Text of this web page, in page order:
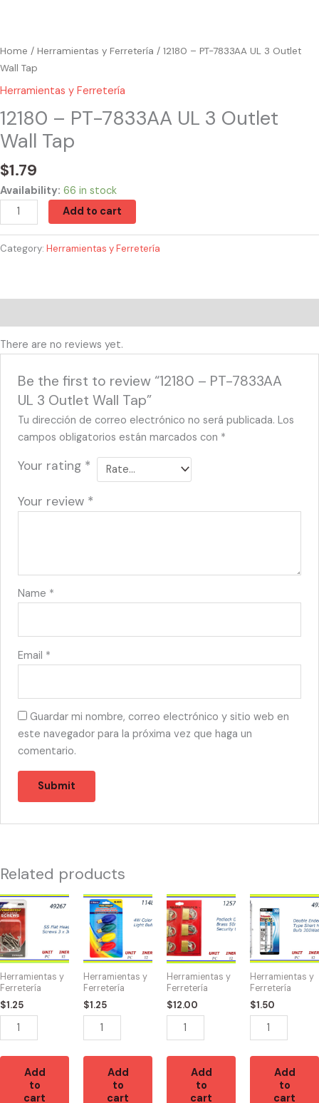
Home / Herramientas y Ferretería / 12180 – PT-7833AA UL 3 Outlet
Wall Tap
Herramientas y Ferretería
12180 – PT-7833AA UL 3 Outlet
Wall Tap
$1.79
Availability: 66 in stock
Add to cart
Category: Herramientas y Ferretería
There are no reviews yet.
Be the first to review “12180 – PT-7833AA
UL 3 Outlet Wall Tap”
Tu dirección de correo electrónico no será publicada. Los
campos obligatorios están marcados con *
Your rating *
Your review *
Name *
Email *
Guardar mi nombre, correo electrónico y sitio web en
este navegador para la próxima vez que haga un
comentario.
Related products
Herramientas y
Ferretería
$1.25
49267
-
HW-
40074
SS
Flat
Head
Screws
3
x
30mm
quantity
Add
to
cart
Herramientas y
Ferretería
$1.25
11489
NIGHT
LIGHT
COLORES
4W
(4)
quantity
Add
to
cart
Herramientas y
Ferretería
$12.00
12525
-
CANDADO
DISPLAY(6)40-
50mm
quantity
Add
to
cart
Herramientas y
Ferretería
$1.50
49734
-
BOMBILLAS
300W
DOBLES
quantity
Add
to
cart